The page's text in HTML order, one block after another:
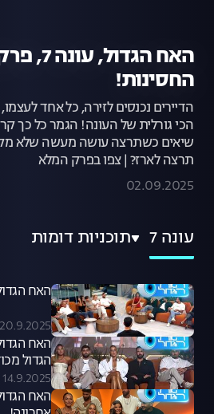
החסינות!
הדיירים נכנסים לזירה, כל אחד
הכי גורלית של העונה! הגמר כל כך
שיאים כשתרצה עושה מעשה שלא
תרצה לארז? | צפו בפרק המלא
02.09.2025
עונה 7 תוכניות דומות
האח הגדול, עונה
20.9.2025
הגדול
14.9.2025